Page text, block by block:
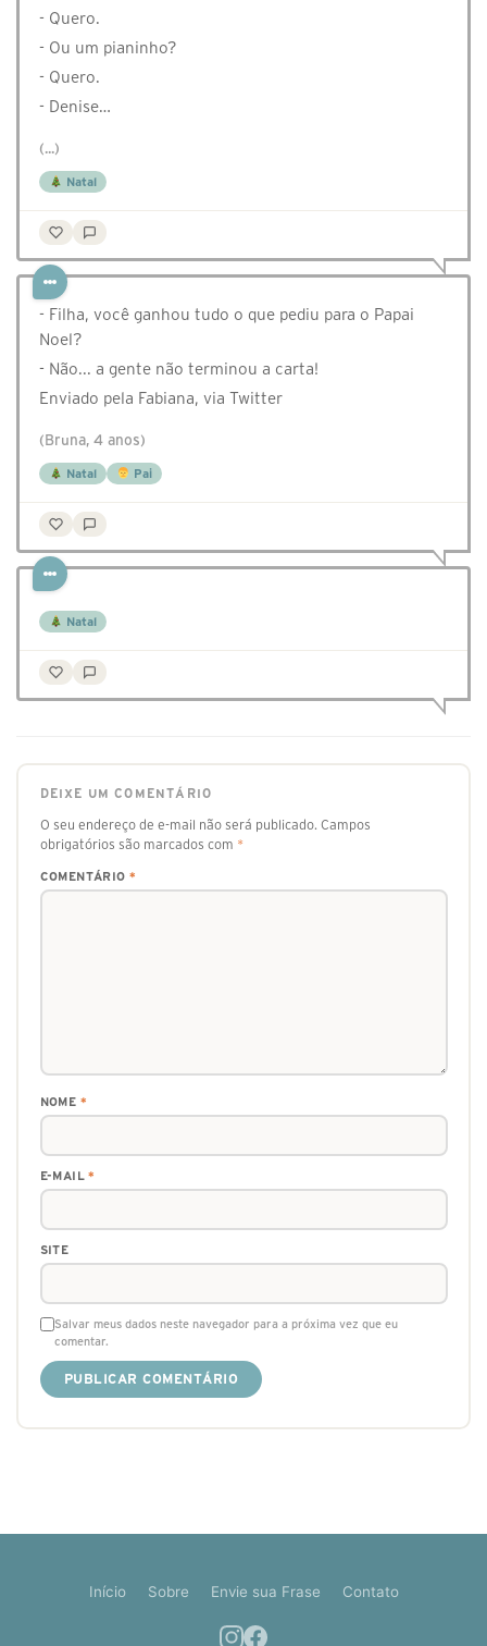
- Quero.
- Ou um pianinho?
- Quero.
- Denise…
(...)
Natal
- Filha, você ganhou tudo o que pediu para o Papai
Noel?
- Não... a gente não terminou a carta!
Enviado pela Fabiana, via Twitter
(Bruna, 4 anos)
Natal Pai
Natal
DEIXE UM COMENTÁRIO
O seu endereço de e-mail não será publicado. Campos
obrigatórios são marcados com *
COMENTÁRIO *
NOME *
E-MAIL*
SITE
Salvar meus dados neste navegador para a próxima vez que eu
comentar.
Início Sobre Envie sua Frase Contato